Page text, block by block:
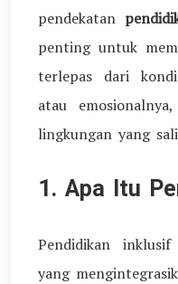
pendekatan
penting untuk
terlepas dari
atau
lingkungan yang
1. Apa Itu
Pendidikan
yang